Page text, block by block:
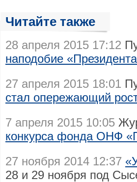
Читайте также
28 апреля 2015 17:12
наподобие
27 апреля 2015 18:01
стал опережающий
7 апреля 2015 10:05
конкурса фонда ОНФ
27 ноября 2014 12:37
28 и 29 ноября под